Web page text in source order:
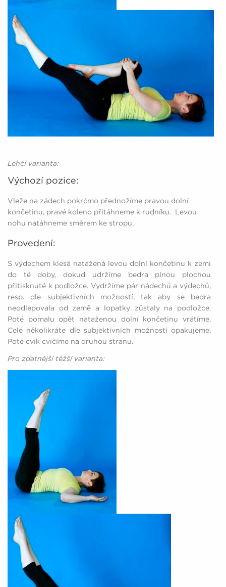
Lehčí varianta:
Výchozí pozice:
Vleže na zádech pokrčmo přednožíme pravou dolní
končetinu, pravé koleno přitáhneme k rudníku. Levou
nohu natáhneme směrem ke stropu.
Provedení:
S výdechem klesá natažená levou dolní končetinu k zemi
do té doby, dokud udržíme bedra plnou plochou
přitisknuté k podložce. Vydržíme pár nádechů a výdechů,
resp. dle subjektivních možností, tak aby se bedra
neodlepovala od země a lopatky zůstaly na podložce.
Poté pomalu opět nataženou dolní končetinu vrátíme.
Celé několikráte dle subjektivních možností opakujeme.
Poté cvik cvičíme na druhou stranu.
Pro zdatnější těžší varianta: